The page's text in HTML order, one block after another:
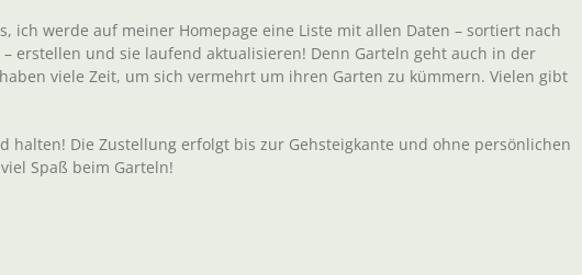
ich werde auf meiner Homepage eine Liste mit allen Daten – sortiert nach
erstellen und sie laufend aktualisieren! Denn Garteln geht auch in der
viele Zeit, um sich vermehrt um ihren Garten zu kümmern. Vielen gibt
halten! Die Zustellung erfolgt bis zur Gehsteigkante und ohne persönlichen
Spaß beim Garteln!